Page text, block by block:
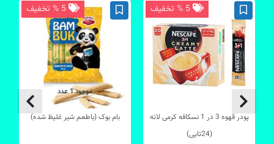
5 % تخفیف
پودر قهوه 3 در 1 نسکافه کرمی لاته
(24تایی)
5 % تخفیف
موجود 1 عدد
بام بوک (باطعم شیر غلیظ شده)